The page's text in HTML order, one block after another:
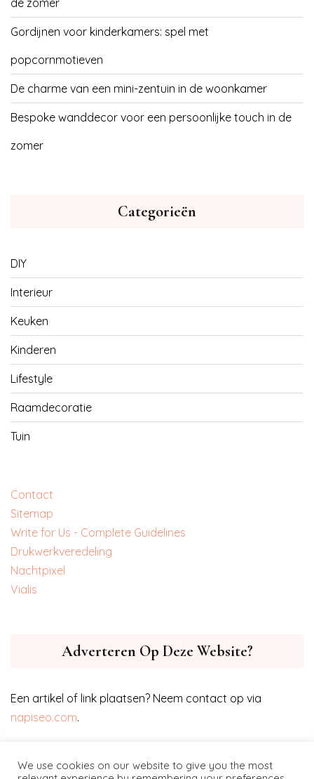
Gordijnen voor kinderkamers: spel met
popcornmotieven
De charme van een mini-zentuin in de woonkamer
Bespoke wanddecor voor een persoonlijke touch in de
zomer
Categorieën
DIY
Interieur
Keuken
Kinderen
Lifestyle
Raamdecoratie
Tuin
Contact
Sitemap
Write for Us - Complete Guidelines
‎Drukwerkveredeling
‎Nachtpixel
‎Vialis
Adverteren Op Deze Website?
Een artikel of link plaatsen? Neem contact op via
napiseo.com.
We use cookies on our website to give you the most